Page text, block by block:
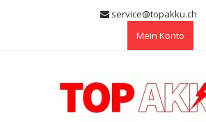
service@topakku.ch
Mein Konto